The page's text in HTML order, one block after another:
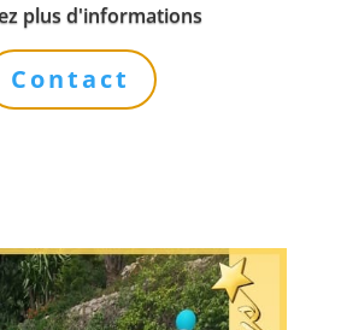
plus d'informations
Contact